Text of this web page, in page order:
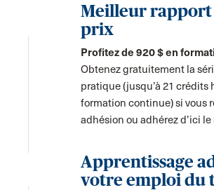
Meilleur rapport
prix
Profitez de 920 $ en
Obtenez gratuitement la
pratique (jusqu’à 21 crédits
formation continue) si vous
adhésion ou adhérez d’ici le
Apprentissage
votre emploi du